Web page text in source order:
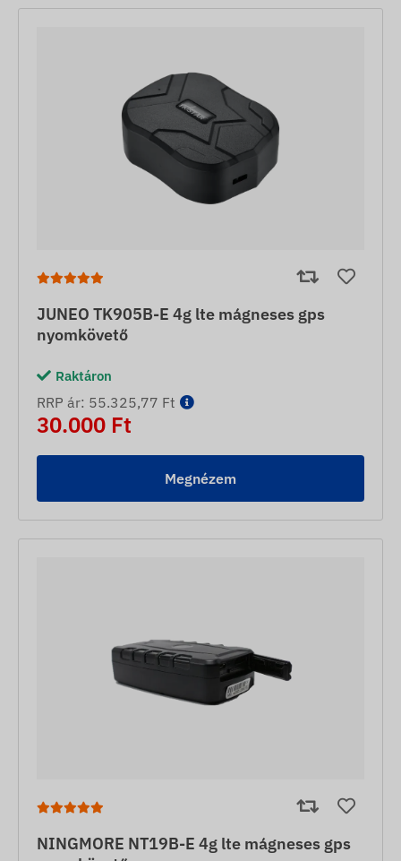
JUNEO TK905B-E 4g lte mágneses gps
nyomkövető
Raktáron
RRP ár: 55.325,77 Ft
30.000 Ft
Megnézem
NINGMORE NT19B-E 4g lte mágneses gps